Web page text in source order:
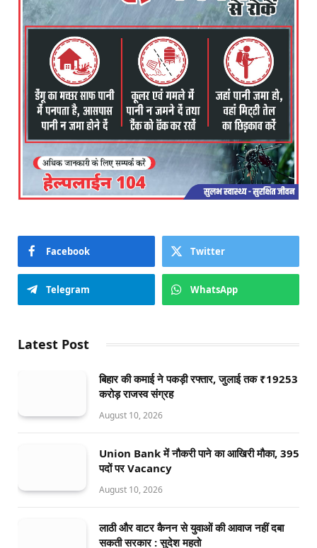
Facebook Twitter
Telegram WhatsApp
Latest Post
बिहार की कमाई ने पकड़ी रफ्तार, जुलाई तक ₹19253
करोड़ राजस्व संग्रह
August 10, 2026
Union Bank में नौकरी पाने का आखिरी मौका, 395
पदों पर Vacancy
August 10, 2026
लाठी और वाटर कैनन से युवाओं की आवाज नहीं दबा
सकती सरकार : सुदेश महतो